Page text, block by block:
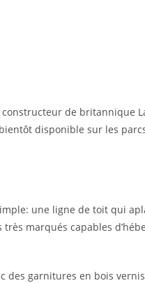
constructeur de britannique
disponible sur les
une ligne de toit qui
marqués capables
des garnitures en bois